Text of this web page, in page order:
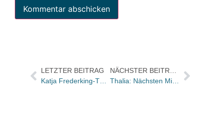
LETZTER BEITRAG
Katja Frederking-Thatje von Amazon zu Libri.de / Jan Hulshoff Pol neu im Vertrieb
NÄCHSTER BEITRAG
Thalia: Nächsten Mittwoch Start für Schnäppchen-Kampagne in dreißig Städten